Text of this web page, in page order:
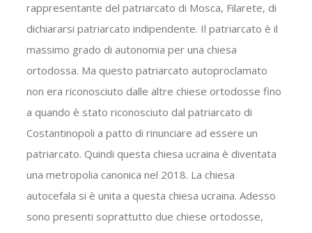
rappresentante del patriarcato di Mosca, Filarete, di
dichiararsi patriarcato indipendente. Il patriarcato è il
massimo grado di autonomia per una chiesa
ortodossa. Ma questo patriarcato autoproclamato
non era riconosciuto dalle altre chiese ortodosse fino
a quando è stato riconosciuto dal patriarcato di
Costantinopoli a patto di rinunciare ad essere un
patriarcato. Quindi questa chiesa ucraina è diventata
una metropolia canonica nel 2018. La chiesa
autocefala si è unita a questa chiesa ucraina. Adesso
sono presenti soprattutto due chiese ortodosse,